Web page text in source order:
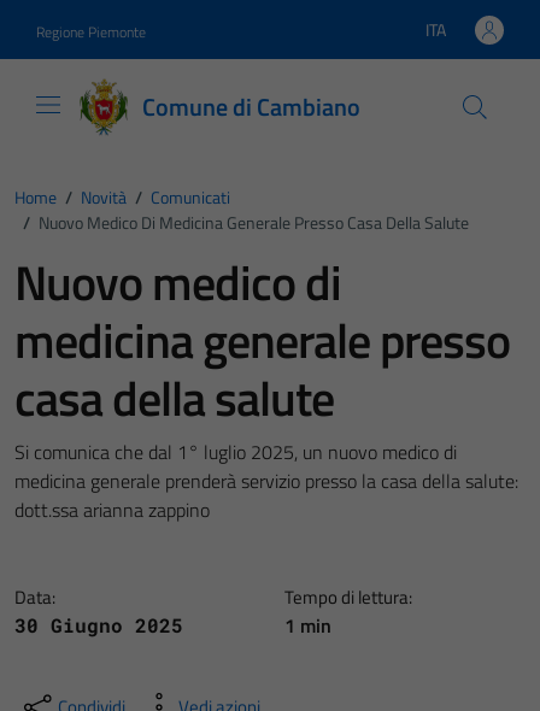
Regione Piemonte Lingua attiva:
ITA
Comune di Cambiano
Home / Novità / Comunicati
/ Nuovo Medico Di Medicina Generale Presso Casa Della Salute
Nuovo medico di
medicina generale presso
casa della salute
Si comunica che dal 1° luglio 2025, un nuovo medico di
medicina generale prenderà servizio presso la casa della salute:
dott.ssa arianna zappino
Data:
30 Giugno 2025
Tempo di lettura:
1 min